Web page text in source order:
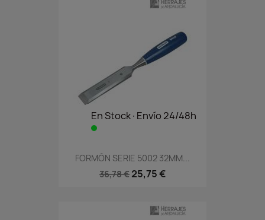
En Stock·Envío 24/48h
FORMÓN SERIE 5002 32MM...
36,78 € 25,75 €